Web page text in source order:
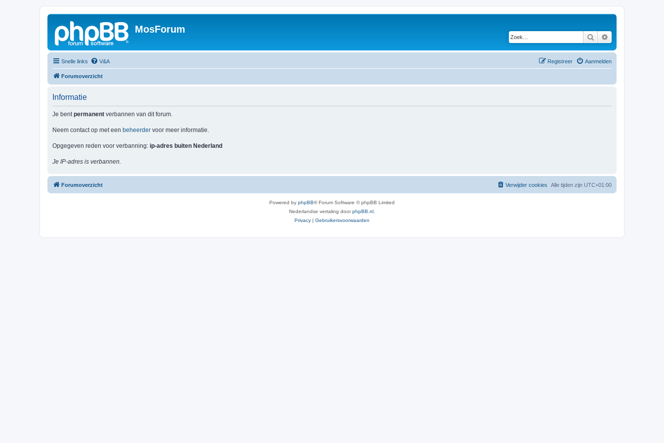
MosForum
Zoek
Snelle links V&A Aanmelden
Registreer
Forumoverzicht
Informatie
Je bentpermanent verbannen van dit forum.
Neem contact op met een beheerder voor meer informatie.
Opgegeven reden voor verbanning: ip-adres buiten Nederland
Je IP-adres is verbannen.
Forumoverzicht Alle tijden zijn UTC+01:00
Verwijder cookies
Powered by phpBB® Forum Software © phpBB Limited
Nederlandse vertaling doorphpBB.nl
Privacy | Gebruikersvoorwaarden